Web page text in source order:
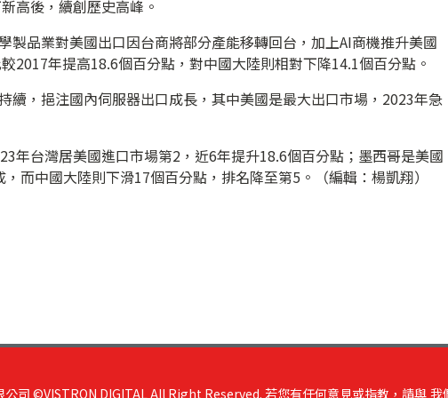
高後，續創歷史高峰。
製品業對美國出口因台商將部分產能移轉回台，加上AI商機推升美國
2017年提高18.6個百分點，對中國大陸則相對下降14.1個百分點。
續，挹注國內伺服器出口成長，其中美國是最大出口市場，2023年急
年台灣居美國進口市場第2，近6年提升18.6個百分點；墨西哥是美國
而中國大陸則下滑17個百分點，排名降至第5。（編輯：楊凱翔）
公司 ©VISTRON DIGITAL All Right Reserved. 若您有任何意見或指教，請與 我